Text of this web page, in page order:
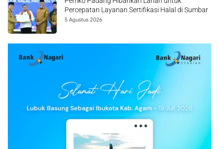
Percepatan Layanan Sertifikasi Halal di Sumbar
5 Agustus 2026